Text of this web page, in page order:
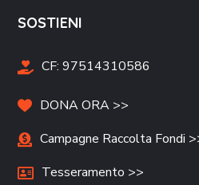
SOSTIENI
CF:97514310586
DONA ORA >>
Campagne Raccolta Fondi
Tesseramento >>